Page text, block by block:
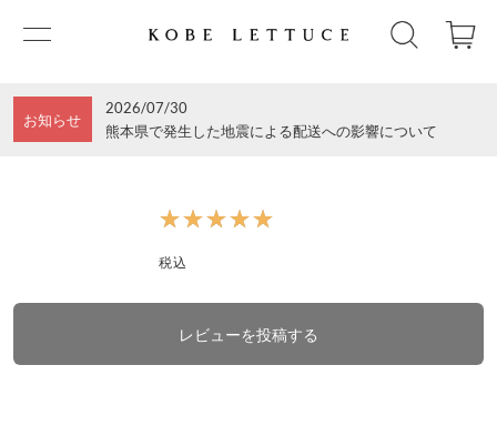
お知らせ
2026/07/30
熊本県で発生した地震による配送への影響について
★★★★★
★★★★★
税込
レビューを投稿する